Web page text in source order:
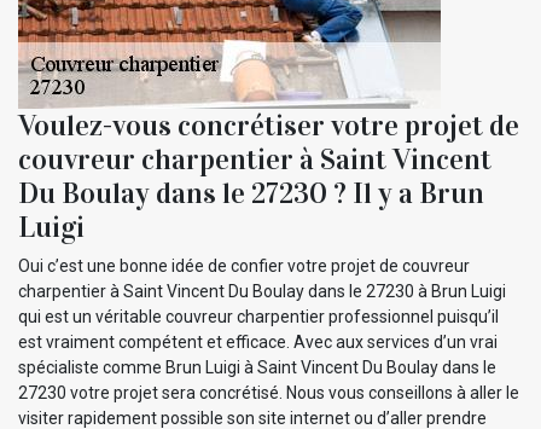
Voulez-vous concrétiser votre projet de
couvreur charpentier à Saint Vincent
Du Boulay dans le 27230 ? Il y a Brun
Luigi
Oui c’est une bonne idée de confier votre projet de couvreur
charpentier à Saint Vincent Du Boulay dans le 27230 à Brun Luigi
qui est un véritable couvreur charpentier professionnel puisqu’il
est vraiment compétent et efficace. Avec aux services d’un vrai
spécialiste comme Brun Luigi à Saint Vincent Du Boulay dans le
27230 votre projet sera concrétisé. Nous vous conseillons à aller le
visiter rapidement possible son site internet ou d’aller prendre